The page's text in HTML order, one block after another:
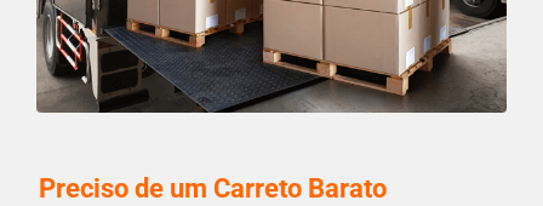
Preciso de um Carreto Barato